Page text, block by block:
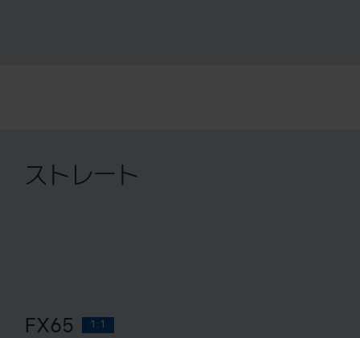
ストレート
FX65 1:1